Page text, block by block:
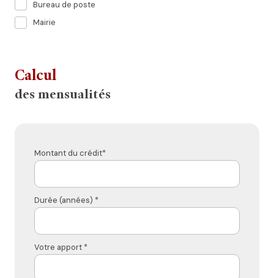
Bureau de poste
Mairie
Calcul
des mensualités
Montant du crédit*
Durée (années) *
Votre apport *